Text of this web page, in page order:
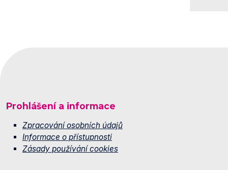
Prohlášení a informace
Zpracování osobních údajů
Informace o přístupnosti
Zásady používání cookies